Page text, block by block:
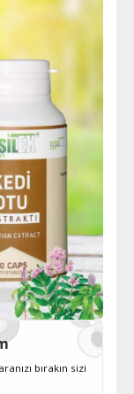
bırakın sizi